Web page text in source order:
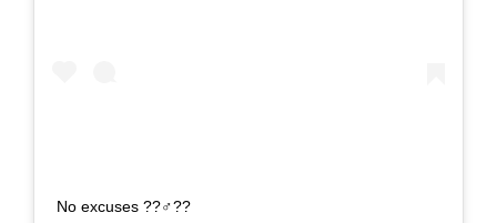
No excuses ??‍♂️??